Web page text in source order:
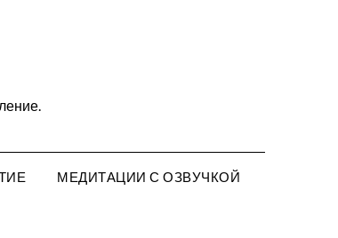
МЕДИТАЦИИ С ОЗВУЧКОЙ